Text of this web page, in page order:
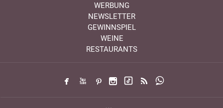
WERBUNG
NEWSLETTER
GEWINNSPIEL
WEINE
RESTAURANTS